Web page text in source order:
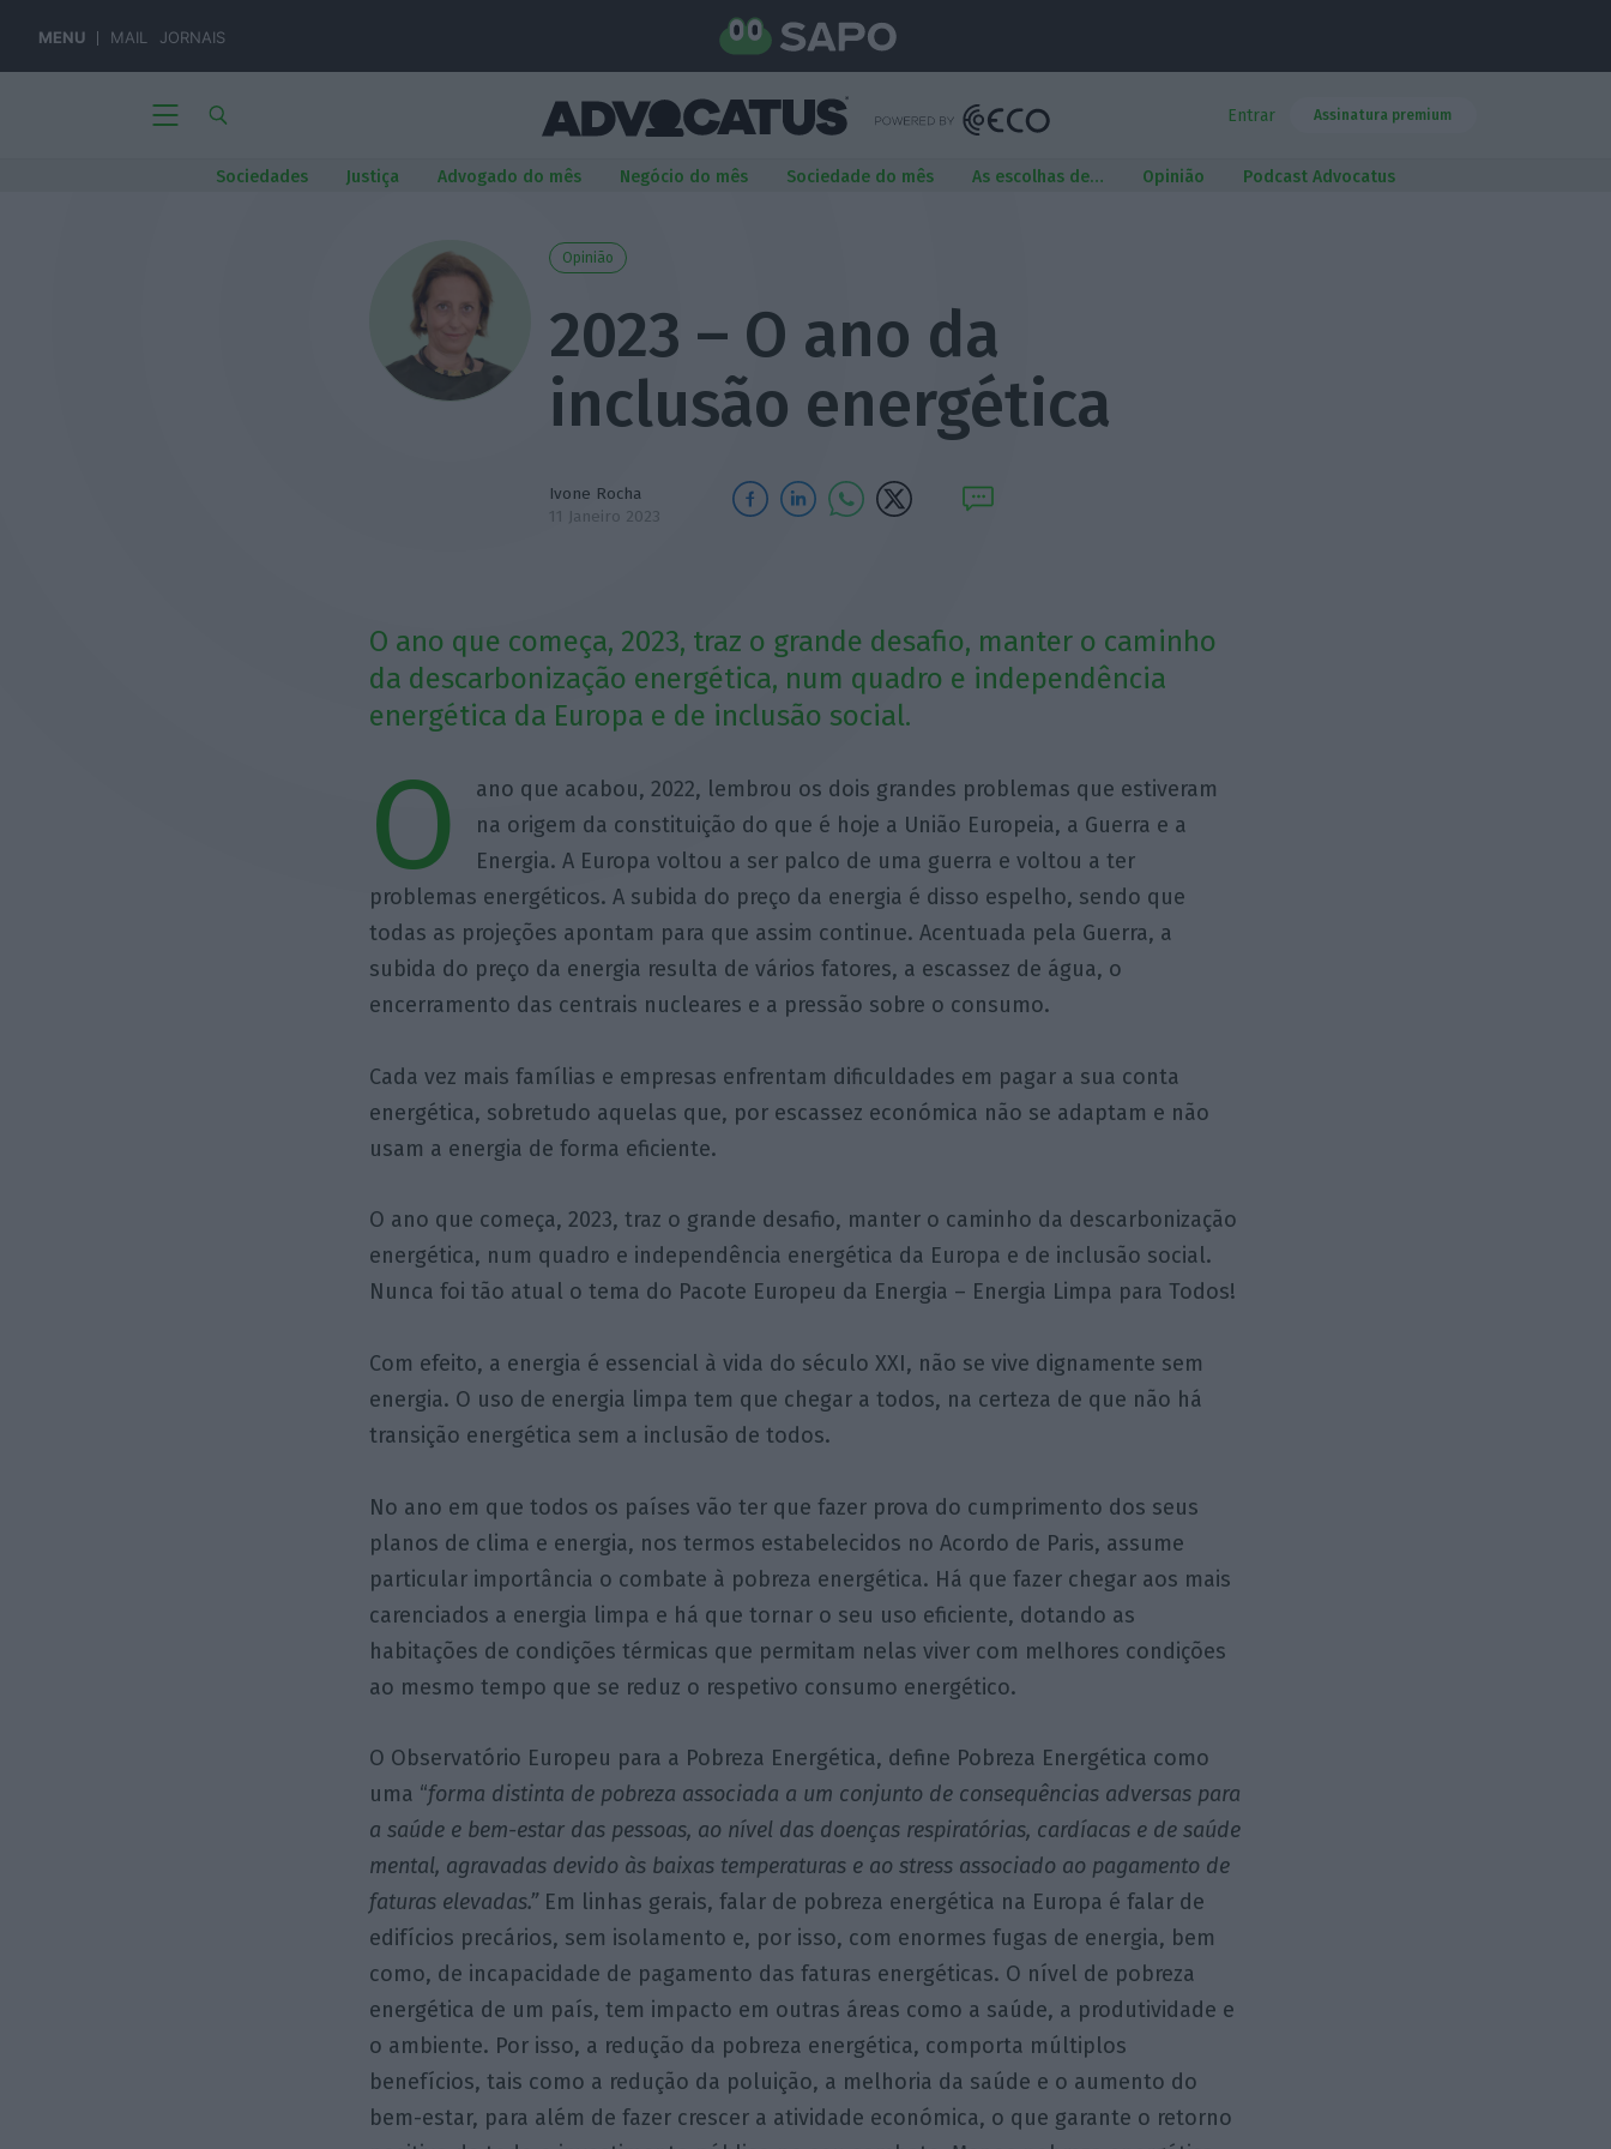
MENU MAIL JORNAIS
Entrar Assinatura premium
Sociedades Justiça Advogado do mês Negócio do mês Sociedade do mês As escolhas de… Opinião Podcast Advocatus
Opinião
2023 – O ano da
inclusão energética
Ivone Rocha
11 Janeiro 2023
O ano que começa, 2023, traz o grande desafio, manter o caminho
da descarbonização energética, num quadro e independência
energética da Europa e de inclusão social.
O
ano que acabou, 2022, lembrou os dois grandes problemas que estiveram
na origem da constituição do que é hoje a União Europeia, a Guerra e a
Energia. A Europa voltou a ser palco de uma guerra e voltou a ter
problemas energéticos. A subida do preço da energia é disso espelho, sendo que
todas as projeções apontam para que assim continue. Acentuada pela Guerra, a
subida do preço da energia resulta de vários fatores, a escassez de água, o
encerramento das centrais nucleares e a pressão sobre o consumo.
Cada vez mais famílias e empresas enfrentam dificuldades em pagar a sua conta
energética, sobretudo aquelas que, por escassez económica não se adaptam e não
usam a energia de forma eficiente.
O ano que começa, 2023, traz o grande desafio, manter o caminho da descarbonização
energética, num quadro e independência energética da Europa e de inclusão social.
Nunca foi tão atual o tema do Pacote Europeu da Energia – Energia Limpa para Todos!
Com efeito, a energia é essencial à vida do século XXI, não se vive dignamente sem
energia. O uso de energia limpa tem que chegar a todos, na certeza de que não há
transição energética sem a inclusão de todos.
No ano em que todos os países vão ter que fazer prova do cumprimento dos seus
planos de clima e energia, nos termos estabelecidos no Acordo de Paris, assume
particular importância o combate à pobreza energética. Há que fazer chegar aos mais
carenciados a energia limpa e há que tornar o seu uso eficiente, dotando as
habitações de condições térmicas que permitam nelas viver com melhores condições
ao mesmo tempo que se reduz o respetivo consumo energético.
O Observatório Europeu para a Pobreza Energética, define Pobreza Energética como
uma “forma distinta de pobreza associada a um conjunto de consequências adversas para
a saúde e bem-estar das pessoas, ao nível das doenças respiratórias, cardíacas e de saúde
mental, agravadas devido às baixas temperaturas e ao stress associado ao pagamento de
faturas elevadas.” Em linhas gerais, falar de pobreza energética na Europa é falar de
edifícios precários, sem isolamento e, por isso, com enormes fugas de energia, bem
como, de incapacidade de pagamento das faturas energéticas. O nível de pobreza
energética de um país, tem impacto em outras áreas como a saúde, a produtividade e
o ambiente. Por isso, a redução da pobreza energética, comporta múltiplos
benefícios, tais como a redução da poluição, a melhoria da saúde e o aumento do
bem-estar, para além de fazer crescer a atividade económica, o que garante o retorno